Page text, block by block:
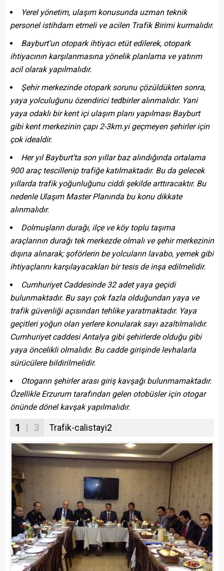
Yerel yönetim, ulaşım konusunda uzman teknik
personel istihdam etmeli ve acilen Trafik Birimi kurmalıdır.
Bayburt’un otopark ihtiyacı etüt edilerek, otopark
ihtiyacının karşılanmasına yönelik planlama ve yatırım
acil olarak yapılmalıdır.
Şehir merkezinde otopark sorunu çözüldükten sonra,
yaya yolculuğunu özendirici tedbirler alınmalıdır. Yani
yaya odaklı bir kent içi ulaşım planı yapılması Bayburt
gibi kent merkezinin çapı 2-3km.yi geçmeyen şehirler için
çok idealdir.
Her yıl Bayburt’ta son yıllar baz alındığında ortalama
900 araç tescillenip trafiğe katılmaktadır. Bu da gelecek
yıllarda trafik yoğunluğunu ciddi şekilde arttıracaktır. Bu
nedenle Ulaşım Master Planında bu konu dikkate
alınmalıdır.
Dolmuşların durağı, ilçe ve köy toplu taşıma
araçlarının durağı tek merkezde olmalı ve şehir merkezinin
dışına alınarak; şoförlerin be yolcuların lavabo, yemek gibi
ihtiyaçlarını karşılayacakları bir tesis de inşa edilmelidir.
Cumhuriyet Caddesinde 32 adet yaya geçidi
bulunmaktadır. Bu sayı çok fazla olduğundan yaya ve
trafik güvenliği açısından tehlike yaratmaktadır. Yaya
geçitleri yoğun olan yerlere konularak sayı azaltılmalıdır.
Cumhuriyet caddesi Antalya gibi şehirlerde olduğu gibi
yaya öncelikli olmalıdır. Bu cadde girişinde levhalarla
sürücülere bildirilmelidir.
Otogarın şehirler arası giriş kavşağı bulunmamaktadır.
Özellikle Erzurum tarafından gelen otobüsler için otogar
önünde dönel kavşak yapılmalıdır.
1 | 3 Trafik-calistayi2